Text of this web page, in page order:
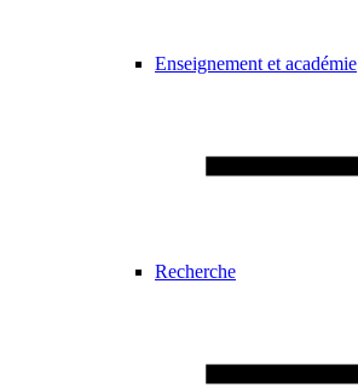
Enseignement et académie
Recherche